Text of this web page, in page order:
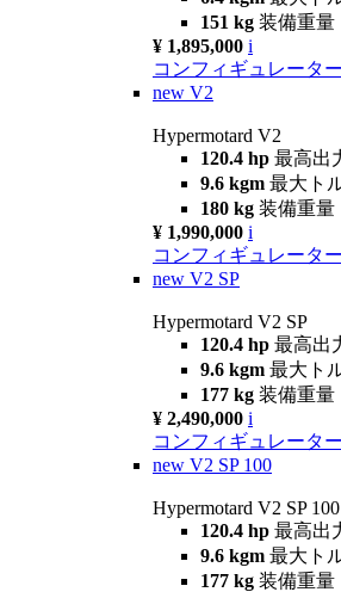
151 kg 装備重量
¥ 1,895,000 i
コンフィギュレーター
new V2
Hypermotard V2
120.4 hp 最高出
9.6 kgm 最大ト
180 kg 装備重量
¥ 1,990,000 i
コンフィギュレーター
new V2 SP
Hypermotard V2 SP
120.4 hp 最高出
9.6 kgm 最大ト
177 kg 装備重量
¥ 2,490,000 i
コンフィギュレーター
new V2 SP 100
Hypermotard V2 SP 100
120.4 hp 最高出
9.6 kgm 最大ト
177 kg 装備重量